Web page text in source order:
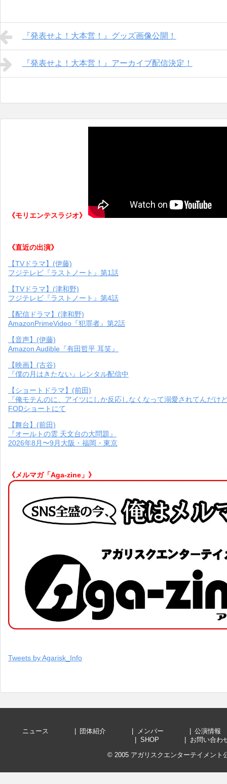
『発表せよ！大本営！』グッズ画像公開！
『発表せよ！大本営！』アーカイブ配信決定！
《モリエンテスラジオ》
《直近の出演》
【TVドラマ】(伊藤)
フジテレビ『ラストノート』第1話
【TVドラマ】(津和野)
フジテレビ『ラストノート』第4話
【配信ドラマ】(津和野)
AmazonPrimeVideo『犯罪者』第2話
【音声】(伊藤)
Amazon Audible『有田哲平 耳笑』
【映画】(古谷)
『僕の月はきたない』レンタル配信中
【ショートドラマ】(前田)
『俺モテんのに、アイツにしか反応しなくなって溺愛されてんだけ
FODショートにて
【舞台】(前田)
『オールトの雲 天文台の大問題』
2026年8月〜9月大阪・福岡・東京
《メルマガ「Aga-zine」》
Tweets by Agarisk_Info
ニュース 団体紹介 メンバー
公演
SHOP
お問い
© 2005 アガリスクエンターテイメント